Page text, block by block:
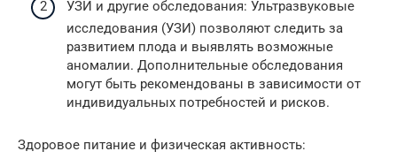
УЗИ и другие обследования: Ультразвуковые
исследования (УЗИ) позволяют следить за
развитием плода и выявлять возможные
аномалии. Дополнительные обследования
могут быть рекомендованы в зависимости от
индивидуальных потребностей и рисков.
Здоровое питание и физическая активность: